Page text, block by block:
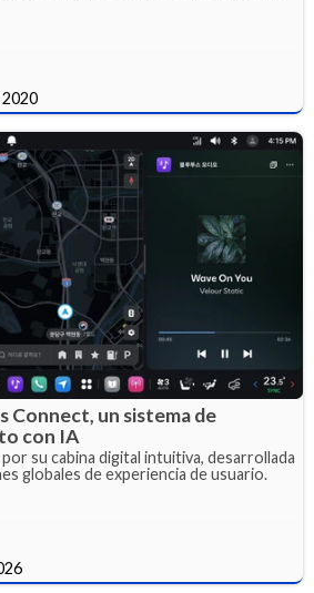
Connect, un sistema de
con IA
su cabina digital intuitiva, desarrollada
globales de experiencia de usuario.